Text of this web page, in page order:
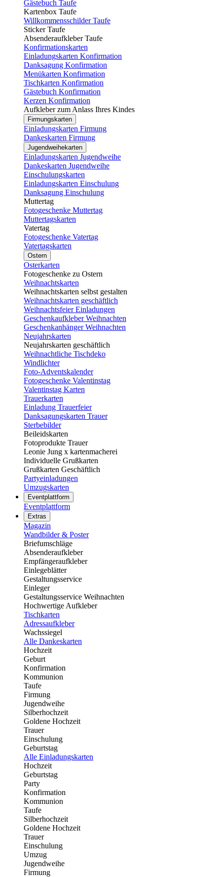
Gästebuch Taufe
Kartenbox Taufe
Willkommensschilder Taufe
Sticker Taufe
Absenderaufkleber Taufe
Konfirmationskarten
Einladungskarten Konfirmation
Danksagung Konfirmation
Menükarten Konfirmation
Tischkarten Konfirmation
Gästebuch Konfirmation
Kerzen Konfirmation
Aufkleber zum Anlass Ihres Kindes
Firmungskarten
Einladungskarten Firmung
Dankeskarten Firmung
Jugendweihekarten
Einladungskarten Jugendweihe
Dankeskarten Jugendweihe
Einschulungskarten
Einladungskarten Einschulung
Danksagung Einschulung
Muttertag
Fotogeschenke Muttertag
Muttertagskarten
Vatertag
Fotogeschenke Vatertag
Vatertagskarten
Ostern
Osterkarten
Fotogeschenke zu Ostern
Weihnachtskarten
Weihnachtskarten selbst gestalten
Weihnachtskarten geschäftlich
Weihnachtsfeier Einladungen
Geschenkaufkleber Weihnachten
Geschenkanhänger Weihnachten
Neujahrskarten
Neujahrskarten geschäftlich
Weihnachtliche Tischdeko
Windlichter
Foto-Adventskalender
Fotogeschenke Valentinstag
Valentinstag Karten
Trauerkarten
Einladung Trauerfeier
Danksagungskarten Trauer
Sterbebilder
Beileidskarten
Fotoprodukte Trauer
Leonie Jung x kartenmacherei
Individuelle Grußkarten
Grußkarten Geschäftlich
Partyeinladungen
Umzugskarten
Eventplattform
Eventplattform
Extras
Magazin
Wandbilder & Poster
Briefumschläge
Absenderaufkleber
Empfängeraufkleber
Einlegeblätter
Gestaltungsservice
Einleger
Gestaltungsservice Weihnachten
Hochwertige Aufkleber
Tischkarten
Adressaufkleber
Wachssiegel
Alle Dankeskarten
Hochzeit
Geburt
Konfirmation
Kommunion
Taufe
Firmung
Jugendweihe
Silberhochzeit
Goldene Hochzeit
Trauer
Einschulung
Geburtstag
Alle Einladungskarten
Hochzeit
Geburtstag
Party
Konfirmation
Kommunion
Taufe
Silberhochzeit
Goldene Hochzeit
Trauer
Einschulung
Umzug
Jugendweihe
Firmung